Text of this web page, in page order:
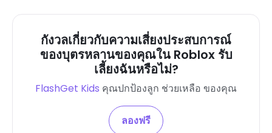
กังวลเกี่ยวกับความเสี่ยงประสบการณ์
ของบุตรหลานของคุณใน Roblox รับ
เลี้ยงฉันหรือไม่?
FlashGet Kids คุณปกป้องลูก ช่วยเหลือ ของคุณ
ลองฟรี